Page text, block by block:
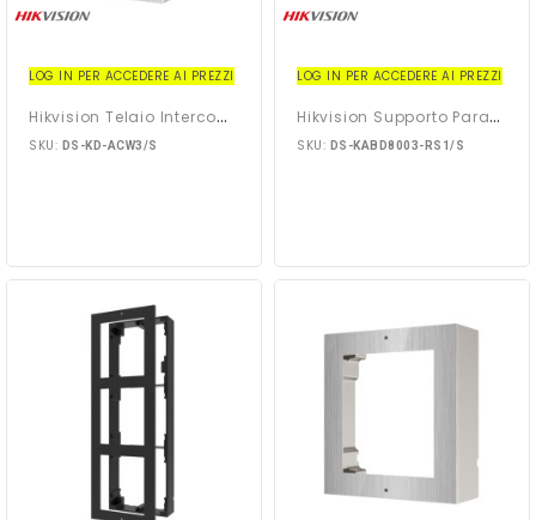
LOG IN PER ACCEDERE AI PREZZI
H
Ikvision Telaio Intercom...
SKU: DS-KD-ACW3/S
LOG IN PER ACCEDERE AI PREZZI
H
Ikvision Supporto Parasole...
SKU: DS-KABD8003-RS1/S